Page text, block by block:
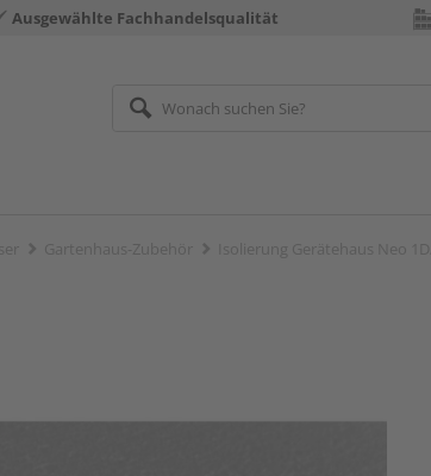
Ausgewählte Fachhandelsqualität